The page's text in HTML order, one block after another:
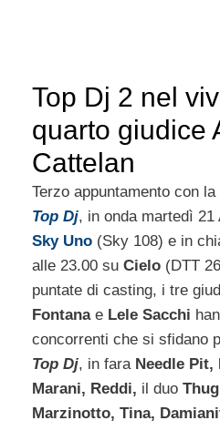
Top Dj 2 nel
quarto giudice
Cattelan
Terzo appuntamento con
Top Dj, in onda martedì
Sky Uno (Sky 108) e in
alle 23.00 su Cielo (DTT
puntate di casting, i tre
Fontanae Lele Sacchi
concorrenti che si sfidano
Top Dj, in fara Needle Pit,
Marani, Reddi, il duo
Marzinotto, Tina,